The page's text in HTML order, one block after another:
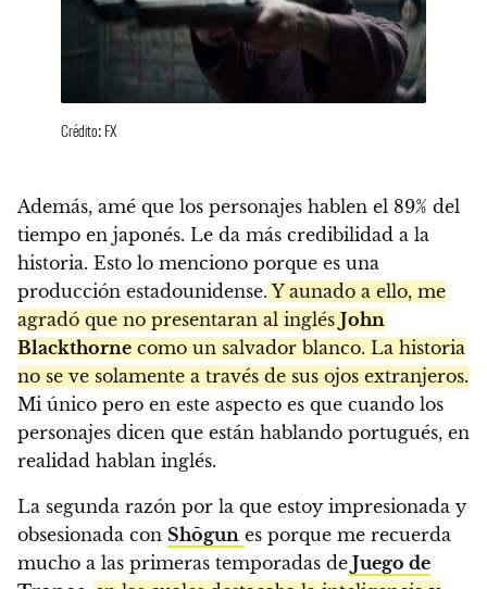
Crédito: FX
Además, amé que los personajes hablen el 89% del
tiempo en japonés. Le da más credibilidad a la
historia. Esto lo menciono porque es una
producción estadounidense. Y aunado a ello, me
agradó que no presentaran al inglés John
Blackthorne como un salvador blanco. La historia
no se ve solamente a través de sus ojos extranjeros.
Mi único pero en este aspecto es que cuando los
personajes dicen que están hablando portugués, en
realidad hablan inglés.
La segunda razón por la que estoy impresionada y
obsesionada con Shōgun es porque me recuerda
mucho a las primeras temporadas de Juego de